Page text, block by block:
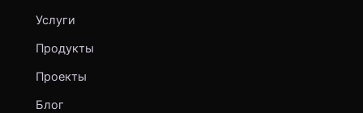
Услуги
Продукты
Проекты
Блог